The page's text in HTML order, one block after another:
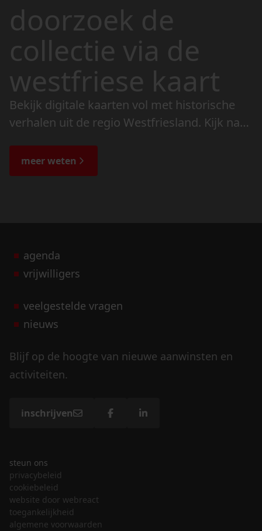
doorzoek de
collectie via de
westfriese kaart
Bekijk digitale kaarten vol met historische
verhalen uit de regio Westfriesland. Kijk naar
de bijzondere verhalen.
meer weten
agenda
vrijwilligers
veelgestelde vragen
nieuws
Blijf op de hoogte van nieuwe aanwinsten en
activiteiten.
inschrijven
steun ons
privacybeleid
cookiebeleid
website door webreact
toegankelijkheid
algemene voorwaarden